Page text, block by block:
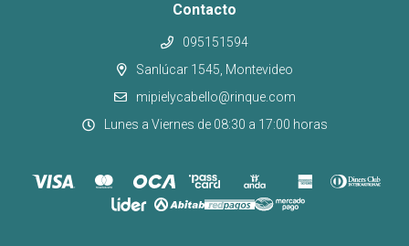
Contacto
095151594
Sanlúcar 1545, Montevideo
mipielycabello@rinque.com
Lunes a Viernes de 08:30 a 17:00 horas